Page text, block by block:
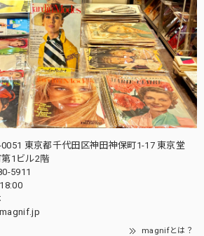
0051 東京都千代田区神田神保町1-17 東京堂
1ビル2階
5911
magnifとは？